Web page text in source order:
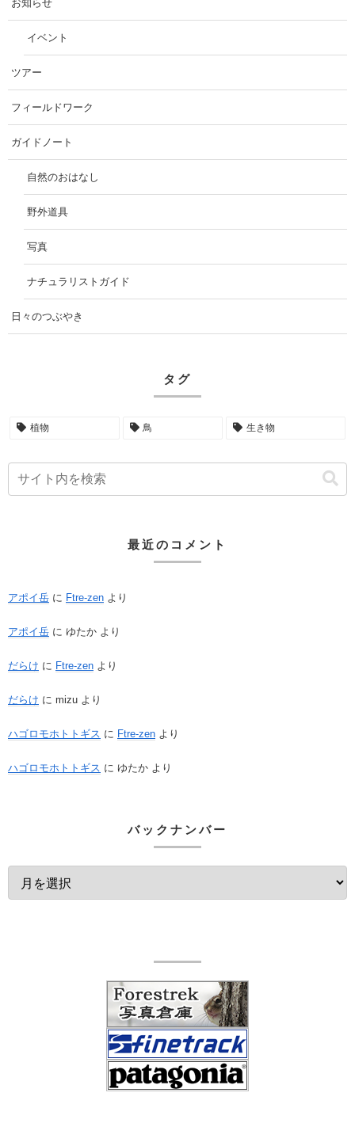
お知らせ
イベント
ツアー
フィールドワーク
ガイドノート
自然のおはなし
野外道具
写真
ナチュラリストガイド
日々のつぶやき
タグ
植物 鳥 生き物
最近のコメント
アポイ岳 に Ftre-zen より
アポイ岳 に ゆたか より
だらけ に Ftre-zen より
だらけ に mizu より
ハゴロモホトトギス に Ftre-zen より
ハゴロモホトトギス に ゆたか より
バックナンバー